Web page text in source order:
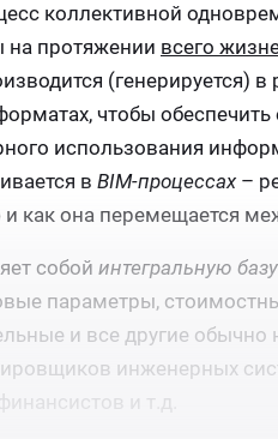
коллективной
протяжении всего
(генерируется)
чтобы
использования
в ВІМ-процессах–
как она перемещается
собой интегральную
параметры,
и все другие
инженерных
и т.д.